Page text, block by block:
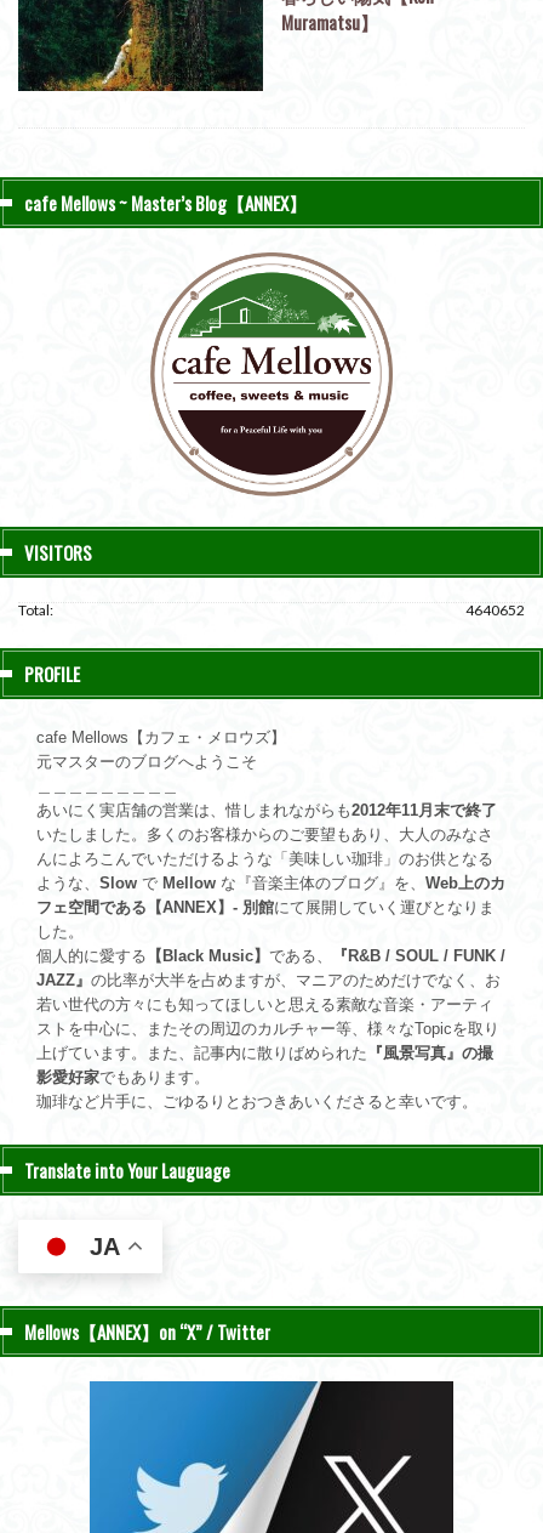
Muramatsu】
cafe Mellows ~ Master’s Blog【ANNEX】
VISITORS
4640652
Total:
PROFILE
cafe Mellows【カフェ・メロウズ】
元マスターのブログへようこそ
あいにく実店舗の営業は、惜しまれながらも2012年11月末で終了
いたしました。多くのお客様からのご要望もあり、大人のみなさ
んによろこんでいただけるような「美味しい珈琲」のお供となる
ような、 Slow で Mellow な『音楽主体のブログ』を、 Web上のカ
フェ空間である【ANNEX】- 別館にて展開していく運びとなりま
した。
個人的に愛する 【Black Music】 である、
『R&B / SOUL / FUNK /
JAZZ』 の比率が大半を占めますが、マニアのためだけでなく、お
若い世代の方々にも知ってほしいと思える素敵な音楽・アーティ
ストを中心に、またその周辺のカルチャー等、様々なTopicを取り
上げています。また、記事内に散りばめられた 『風景写真』の撮
影愛好家でもあります。
珈琲など片手に、ごゆるりとおつきあいくださると幸いです。
Translate into Your Lauguage
JA
Mellows【ANNEX】on “X” / Twitter